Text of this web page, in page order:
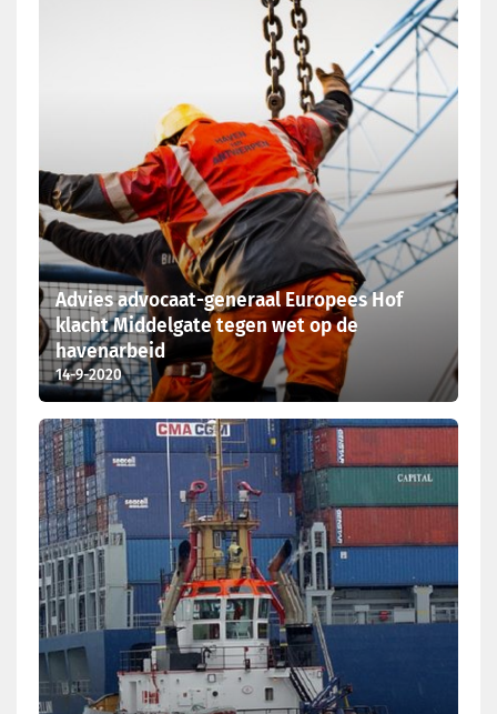
Advies advocaat-generaal Europees Hof
klacht Middelgate tegen wet op de
havenarbeid
14-9-2020